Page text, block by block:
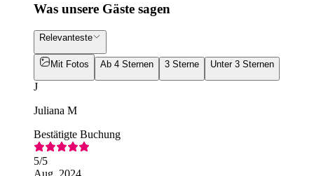
Was unsere Gäste sagen
Relevanteste
Mit Fotos Ab 4 Sternen 3 Sterne Unter 3 Sternen
J
Juliana M
Bestätigte Buchung
5/5